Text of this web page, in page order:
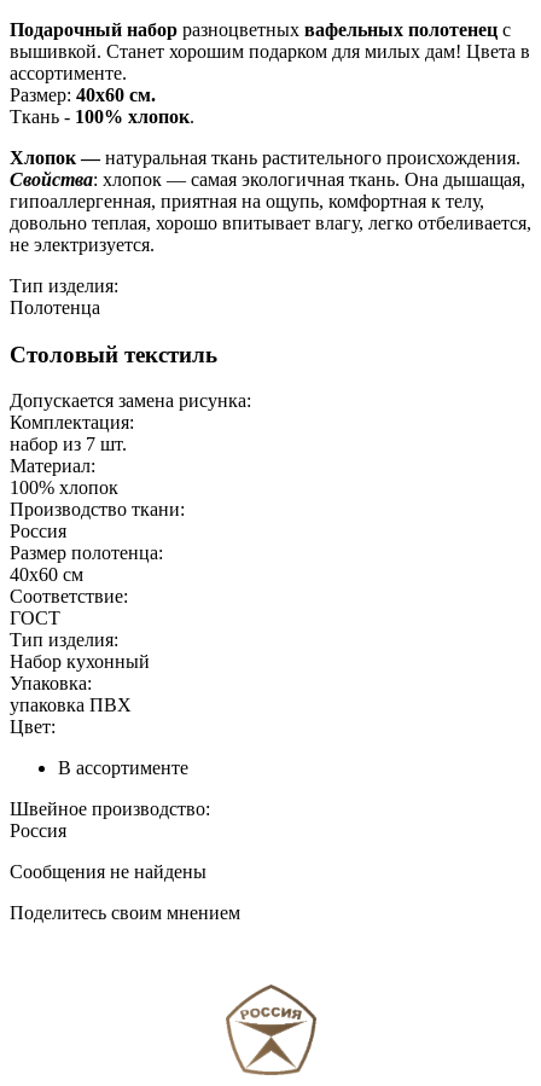
Подарочный набор разноцветных вафельных полотенец с
вышивкой. Станет хорошим подарком для милых дам! Цвета в
ассортименте.
Размер: 40х60 см.
Ткань - 100% хлопок.
Хлопок —натуральная ткань растительного происхождения.
Свойства: хлопок — самая экологичная ткань. Она дышащая,
гипоаллергенная, приятная на ощупь, комфортная к телу,
довольно теплая, хорошо впитывает влагу, легко отбеливается,
не электризуется.
Тип изделия:
Полотенца
Столовый текстиль
Допускается замена рисунка:
Комплектация:
набор из 7 шт.
Материал:
100% хлопок
Производство ткани:
Россия
Размер полотенца:
40х60 см
Соответствие:
ГОСТ
Тип изделия:
Набор кухонный
Упаковка:
упаковка ПВХ
Цвет:
В ассортименте
Швейное производство:
Россия
Сообщения не найдены
Поделитесь своим мнением